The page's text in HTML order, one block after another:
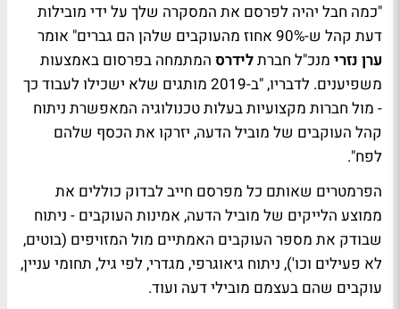
"כמה חבל יהיה לפרסם את המסקרה שלך על ידי מובילות
דעת קהל ש-90% אחוז מהעוקבים שלהן הם גברים" אומר
ערן נזרי מנכ"ל חברתלידרס המתמחה בפרסום באמצעות
משפיענים. לדבריו, "ב-2019 מותגים שלא ישכילו לעבוד כך
- מול חברות מקצועיות בעלות טכנולוגיה המאפשרת ניתוח
קהל העוקבים של מוביל הדעה, יזרקו את הכסף שלהם
לפח".
הפרמטרים שאותם כל מפרסם חייב לבדוק כוללים את
ממוצע הלייקים של מוביל הדעה, אמינות העוקבים - ניתוח
שבודק את מספר העוקבים האמתיים מול המזויפים (בוטים,
לא פעילים וכו'), ניתוח גיאוגרפי, מגדרי, לפי גיל, תחומי עניין,
עוקבים שהם בעצמם מובילי דעה ועוד.